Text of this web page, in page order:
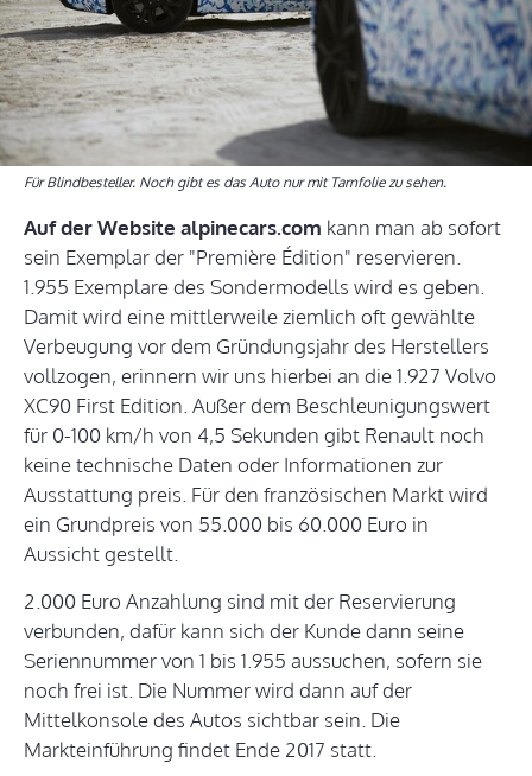
Für Blindbesteller. Noch gibt es das Auto nur mit Tarnfolie zu sehen.
Auf der Website alpinecars.com kann man ab sofort
sein Exemplar der "Première Édition" reservieren.
1.955 Exemplare des Sondermodells wird es geben.
Damit wird eine mittlerweile ziemlich oft gewählte
Verbeugung vor dem Gründungsjahr des Herstellers
vollzogen, erinnern wir uns hierbei an die 1.927 Volvo
XC90 First Edition. Außer dem Beschleunigungswert
für 0-100 km/h von 4,5 Sekunden gibt Renault noch
keine technische Daten oder Informationen zur
Ausstattung preis. Für den französischen Markt wird
ein Grundpreis von 55.000 bis 60.000 Euro in
Aussicht gestellt.
2.000 Euro Anzahlung sind mit der Reservierung
verbunden, dafür kann sich der Kunde dann seine
Seriennummer von 1 bis 1.955 aussuchen, sofern sie
noch frei ist. Die Nummer wird dann auf der
Mittelkonsole des Autos sichtbar sein. Die
Markteinführung findet Ende 2017 statt.